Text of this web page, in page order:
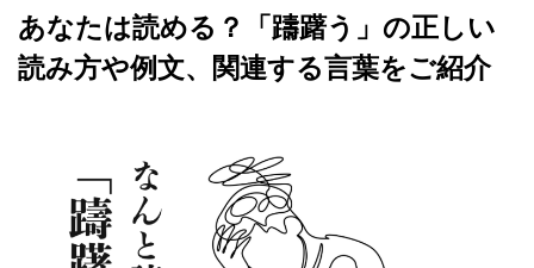
あなたは読める？「躊躇う」の正しい
読み方や例文、関連する言葉をご紹介